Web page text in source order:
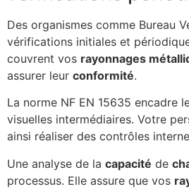
Des organismes comme Bureau
vérifications initiales et
couvrent vos rayonnages
assurer leur conformité.
La norme NF EN 15635 encadre
visuelles intermédiaires. Votre
ainsi réaliser des contrôles
Une analyse de la capacité de
processus. Elle assure que vos